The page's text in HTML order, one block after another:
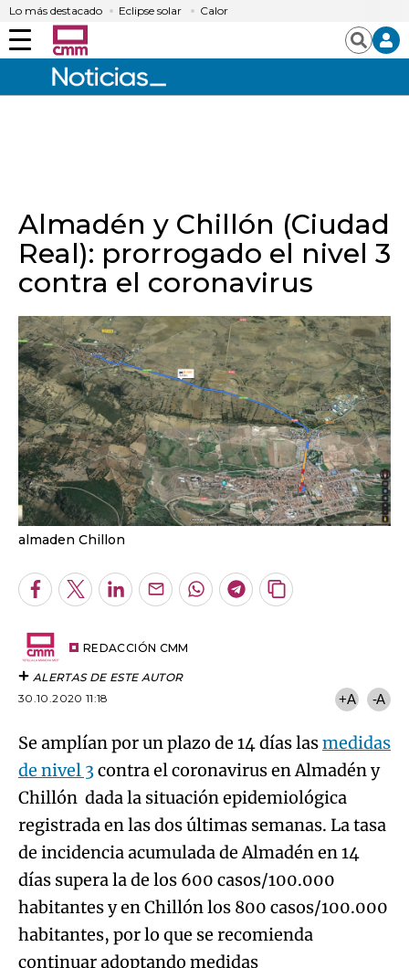
Lo más destacado Eclipse solar Calor
Menú Buscar
Almadén y Chillón (Ciudad
Real): prorrogado el nivel 3
contra el coronavirus
almaden Chillon
Facebook
TwitterLinkedInEnviarWhatsapp
Telegram
Copiar
REDACCIÓN CMM
ALERTAS DE ESTE AUTOR
30.10.2020 11:18
+A -A
Se amplían por un plazo de 14 días lasmedidas
de nivel 3contra el coronavirus en Almadén y
Chillón dada la situación epidemiológica
registrada en las dos últimas semanas. La tasa
de incidencia acumulada de Almadén en 14
días supera la de los 600 casos/100.000
habitantes y en Chillón los 800 casos/100.000
habitantes, por lo que se recomienda
continuar adoptando medidas